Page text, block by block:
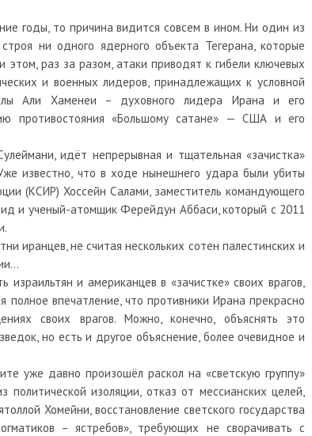
годы, то причина видится совсем в ином. Ни один из
ни одного ядерного объекта Тегерана, которые
раз за разом, атаки приводят к гибели ключевых
и военных лидеров, принадлежащих к условной
Али Хаменеи – духовного лидера Ирана и его
противостояния «Большому сатане» — США и его
идёт непрерывная и тщательная «зачистка»
известно, что в ходе нынешнего удара были убиты
(КСИР) Хоссейн Салами, заместитель командующего
и ученый-атомщик Ферейдун Аббаси, который с 2011
иранцев, не считая нескольких сотен палестинских и
и американцев в «зачистке» своих врагов,
полное впечатление, что противники Ирана прекрасно
своих врагов. Можно, конечно, объяснять это
но есть и другое объяснение, более очевидное и
уже давно произошёл раскол на «светскую группу»
изоляции, отказ от мессианских целей,
Хомейни, восстановление светского государства
– ястребов», требующих не сворачивать с